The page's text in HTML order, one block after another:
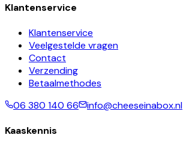
Klantenservice
Klantenservice
Veelgestelde vragen
Contact
Verzending
Betaalmethodes
06 380 140 66
info@cheeseinabox.nl
Kaaskennis